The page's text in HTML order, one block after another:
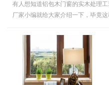
有人想知道铝包木门窗的实木处理
厂家小编就给大家介绍一下，毕竟这